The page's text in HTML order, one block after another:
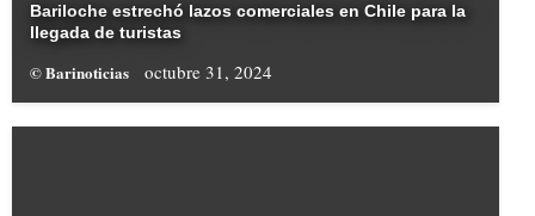
Bariloche estrechó lazos comerciales en Chile para la
llegada de turistas
© Barinoticias octubre 31, 2024